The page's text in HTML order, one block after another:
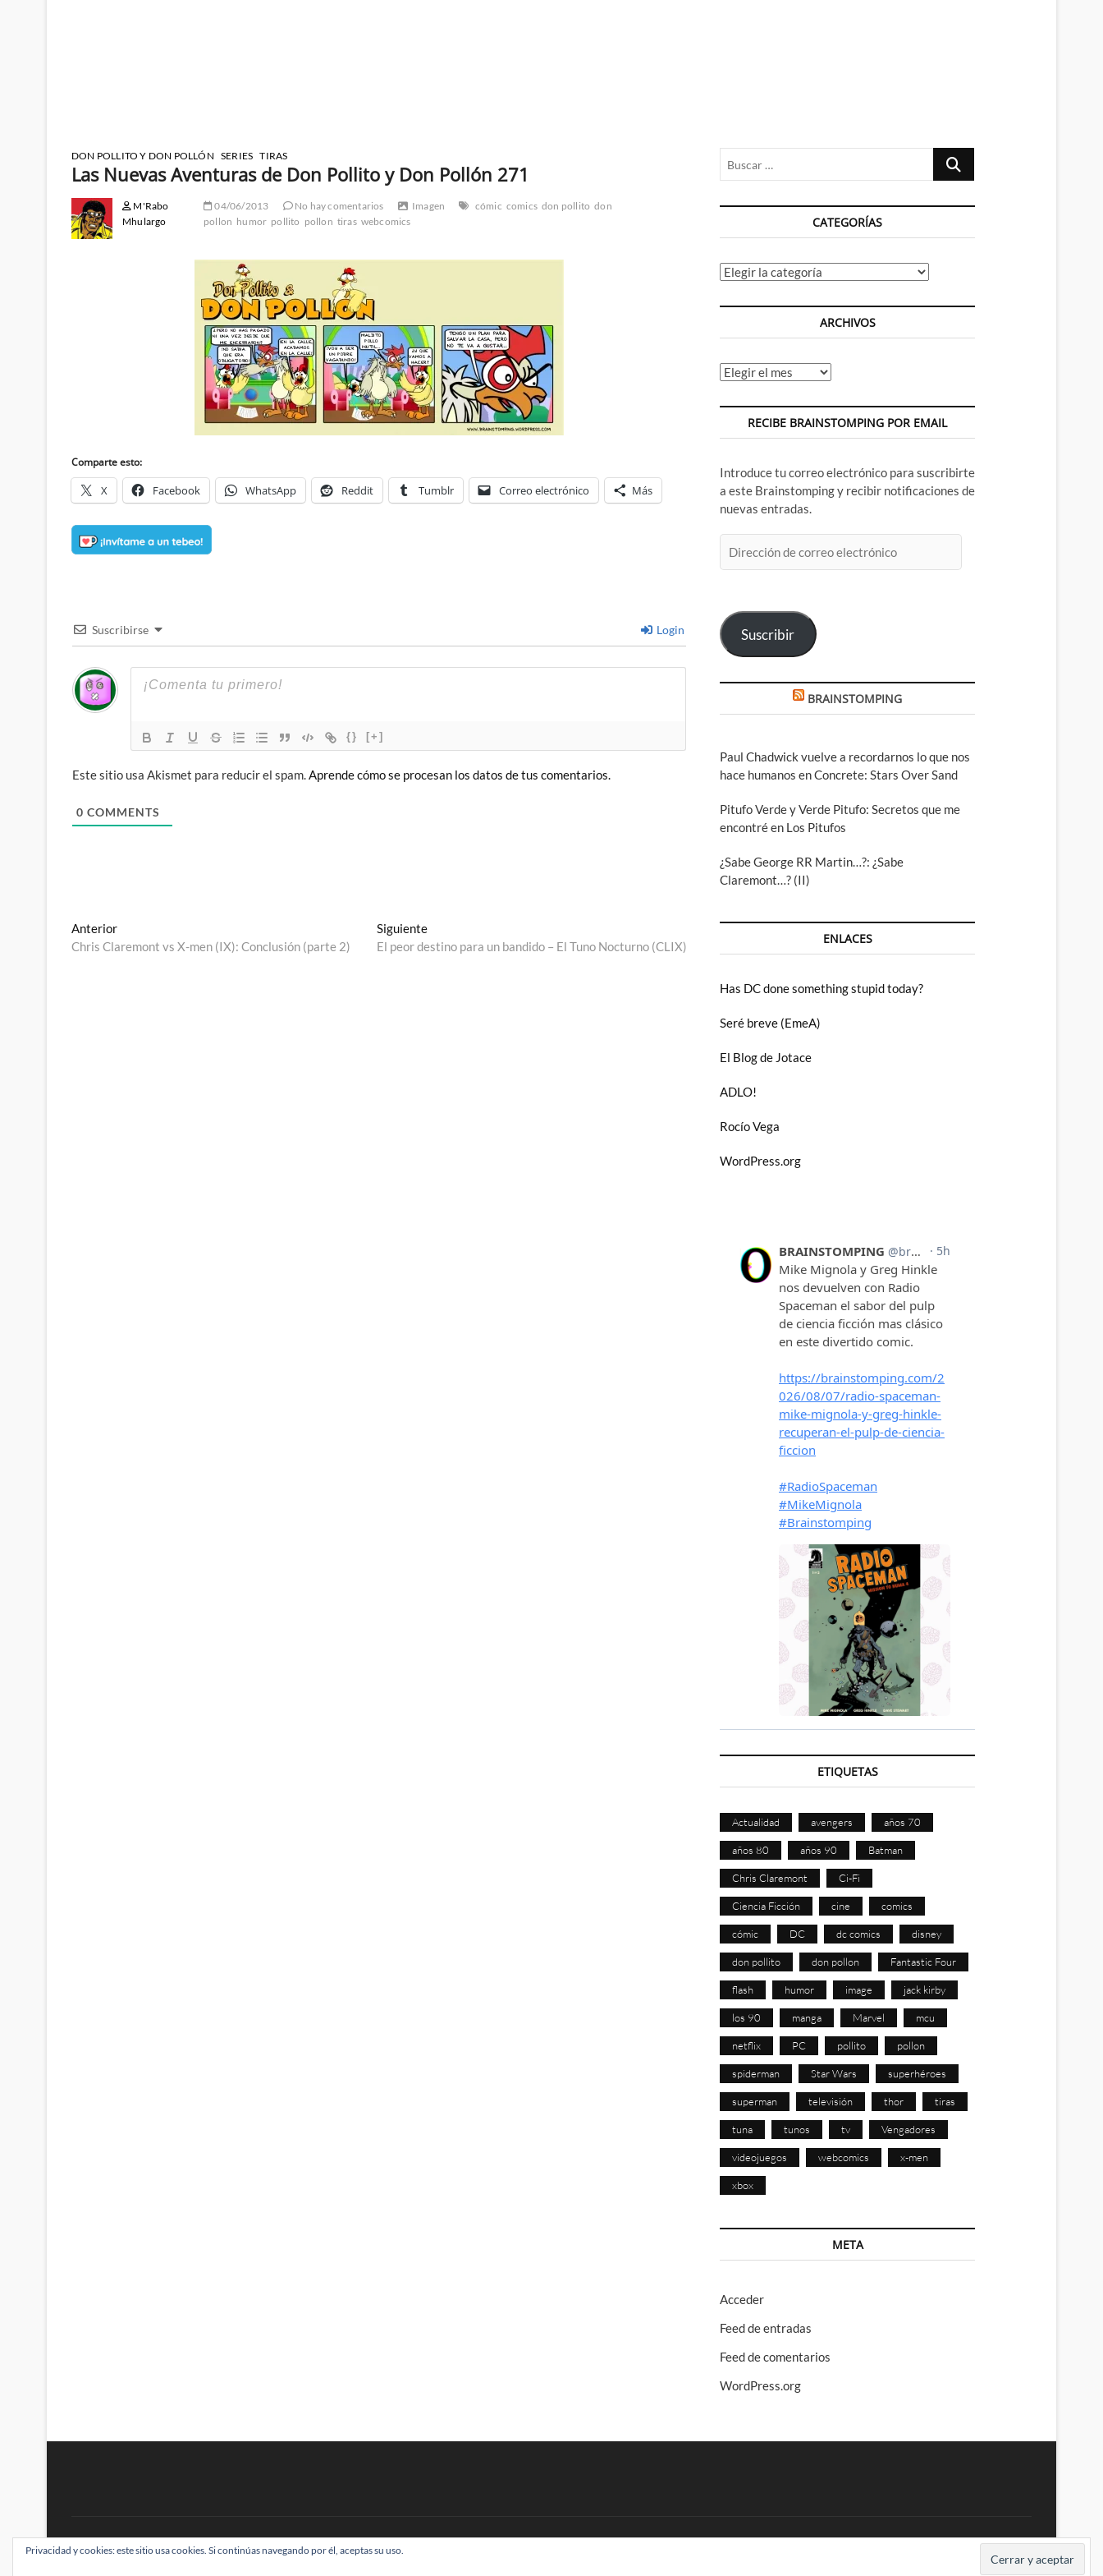
DON POLLITO Y DON POLLÓN SERIES TIRAS
Las Nuevas Aventuras de Don Pollito y Don Pollón 271
M'Rabo
Mhulargo
04/06/2013 No hay comentarios Imagen cómic comics don pollito don
pollon humor pollito pollon tiras webcomics
Comparte esto:
X Facebook WhatsApp Reddit Tumblr Correo electrónico Más
Suscribirse Login
{} [+]
Este sitio usa Akismet para reducir el spam.Aprende cómo se procesan los datos de tus comentarios.
0 COMMENTS
Navegación
de
AnteriorEntrada
anterior:
Chris Claremont vs X-men (IX): Conclusión (parte 2)
SiguienteEntrada
siguiente:
El peor destino para un bandido – El Tuno Nocturno (CLIX)
Buscar
CATEGORÍAS
Categorías
ARCHIVOS
Archivos
RECIBE BRAINSTOMPING POR EMAIL
Introduce tu correo electrónico para suscribirte
a este Brainstomping y recibir notificaciones de
nuevas entradas.
de
Suscribir
BRAINSTOMPING
Paul Chadwick vuelve a recordarnos lo que nos
hace humanos en Concrete: Stars Over Sand
Pitufo Verde y Verde Pitufo: Secretos que me
encontré en Los Pitufos
¿Sabe George RR Martin…?: ¿Sabe
Claremont…? (II)
ENLACES
Has DC done something stupid today?
Seré breve (EmeA)
El Blog de Jotace
ADLO!
Rocío Vega
WordPress.org
ETIQUETAS
Actualidad avengers años 70
años 80 años 90 Batman
Chris Claremont Ci-Fi
Ciencia Ficción cine comics
cómic DC dc comics disney
don pollito don pollon Fantastic Four
flash humor image jack kirby
los 90 manga Marvel mcu
netflix PC pollito pollon
spiderman Star Wars superhéroes
superman televisión thor tiras
tuna tunos tv Vengadores
videojuegos webcomics x-men
xbox
META
Acceder
Feed de entradas
Feed de comentarios
WordPress.org
BRAINSTOMPING| Diseñado por:Theme Freesia|WordPress| © Todos los derechos reservados
Privacidad y cookies: este sitio usa cookies. Si continúas navegando por él, aceptas su uso.